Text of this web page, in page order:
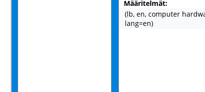
Määritelmät:
(lb, en, computer
lang=en)